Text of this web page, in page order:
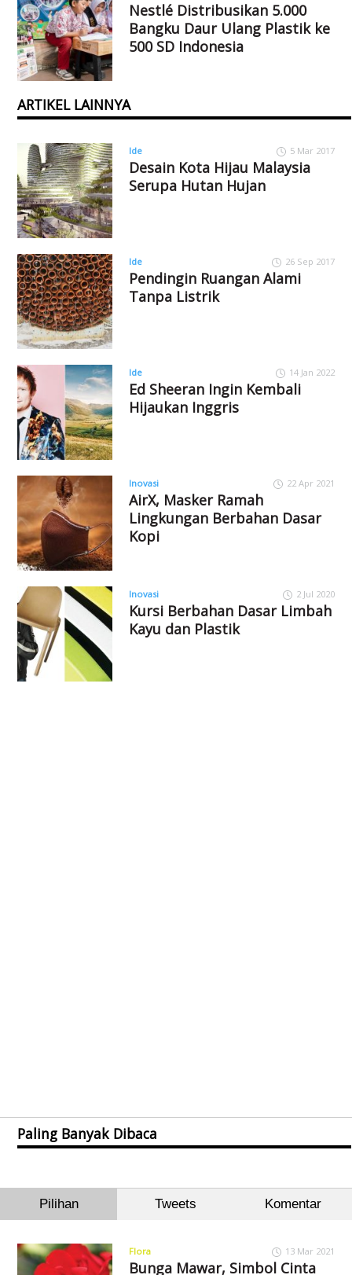
Nestlé Distribusikan 5.000
Bangku Daur Ulang Plastik ke
500 SD Indonesia
ARTIKEL LAINNYA
Ide 5 Mar 2017
Desain Kota Hijau Malaysia
Serupa Hutan Hujan
Ide 26 Sep 2017
Pendingin Ruangan Alami
Tanpa Listrik
Ide 14 Jan 2022
Ed Sheeran Ingin Kembali
Hijaukan Inggris
Inovasi 22 Apr 2021
AirX, Masker Ramah
Lingkungan Berbahan Dasar
Kopi
Inovasi 2 Jul 2020
Kursi Berbahan Dasar Limbah
Kayu dan Plastik
Paling Banyak Dibaca
Pilihan Tweets Komentar
Flora 13 Mar 2021
Bunga Mawar, Simbol Cinta